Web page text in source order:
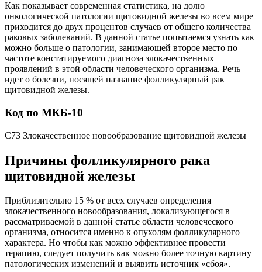
Как показывает современная статистика, на долю
онкологической патологии щитовидной железы во всем мире
приходится до двух процентов случаев от общего количества
раковых заболеваний. В данной статье попытаемся узнать как
можно больше о патологии, занимающей второе место по
частоте констатируемого диагноза злокачественных
проявлений в этой области человеческого организма. Речь
идет о болезни, носящей название фолликулярный рак
щитовидной железы.
Код по МКБ-10
C73 Злокачественное новообразование щитовидной железы
Причины фолликулярного рака
щитовидной железы
Приблизительно 15 % от всех случаев определения
злокачественного новообразования, локализующегося в
рассматриваемой в данной статье области человеческого
организма, относится именно к опухолям фолликулярного
характера. Но чтобы как можно эффективнее провести
терапию, следует получить как можно более точную картину
патологических изменений и выявить источник «сбоя».